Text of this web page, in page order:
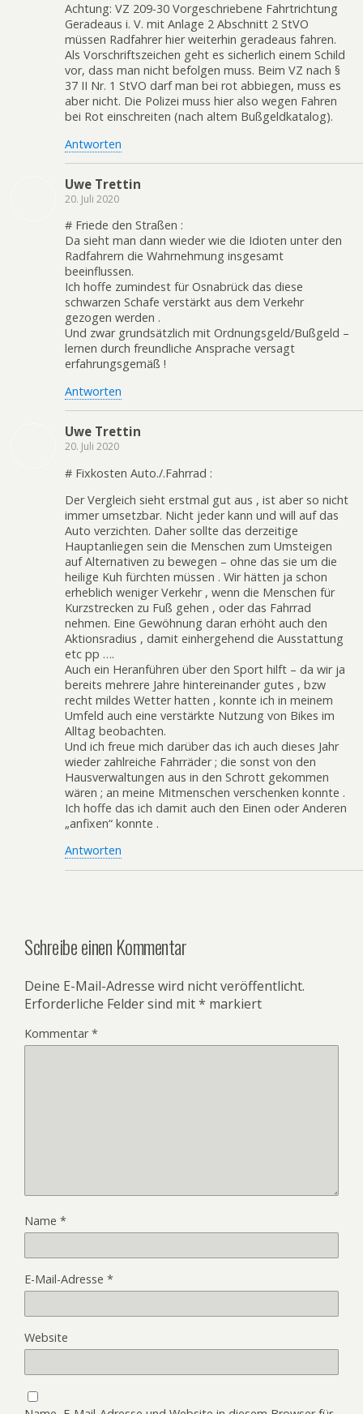
Achtung: VZ 209-30 Vorgeschriebene Fahrtrichtung
Geradeaus i. V. mit Anlage 2 Abschnitt 2 StVO
müssen Radfahrer hier weiterhin geradeaus fahren.
Als Vorschriftszeichen geht es sicherlich einem Schild
vor, dass man nicht befolgen muss. Beim VZ nach §
37 II Nr. 1 StVO darf man bei rot abbiegen, muss es
aber nicht. Die Polizei muss hier also wegen Fahren
bei Rot einschreiten (nach altem Bußgeldkatalog).
Antworten
Uwe Trettin
20. Juli 2020
# Friede den Straßen :
Da sieht man dann wieder wie die Idioten unter den
Radfahrern die Wahrnehmung insgesamt
beeinflussen.
Ich hoffe zumindest für Osnabrück das diese
schwarzen Schafe verstärkt aus dem Verkehr
gezogen werden .
Und zwar grundsätzlich mit Ordnungsgeld/Bußgeld –
lernen durch freundliche Ansprache versagt
erfahrungsgemäß !
Antworten
Uwe Trettin
20. Juli 2020
# Fixkosten Auto./.Fahrrad :
Der Vergleich sieht erstmal gut aus , ist aber so nicht
immer umsetzbar. Nicht jeder kann und will auf das
Auto verzichten. Daher sollte das derzeitige
Hauptanliegen sein die Menschen zum Umsteigen
auf Alternativen zu bewegen – ohne das sie um die
heilige Kuh fürchten müssen . Wir hätten ja schon
erheblich weniger Verkehr , wenn die Menschen für
Kurzstrecken zu Fuß gehen , oder das Fahrrad
nehmen. Eine Gewöhnung daran erhöht auch den
Aktionsradius , damit einhergehend die Ausstattung
etc pp ….
Auch ein Heranführen über den Sport hilft – da wir ja
bereits mehrere Jahre hintereinander gutes , bzw
recht mildes Wetter hatten , konnte ich in meinem
Umfeld auch eine verstärkte Nutzung von Bikes im
Alltag beobachten.
Und ich freue mich darüber das ich auch dieses Jahr
wieder zahlreiche Fahrräder ; die sonst von den
Hausverwaltungen aus in den Schrott gekommen
wären ; an meine Mitmenschen verschenken konnte .
Ich hoffe das ich damit auch den Einen oder Anderen
„anfixen“ konnte .
Antworten
Schreibe einen Kommentar
Deine E-Mail-Adresse wird nicht veröffentlicht.
Erforderliche Felder sind mit* markiert
Kommentar*
Name *
E-Mail-Adresse *
Website